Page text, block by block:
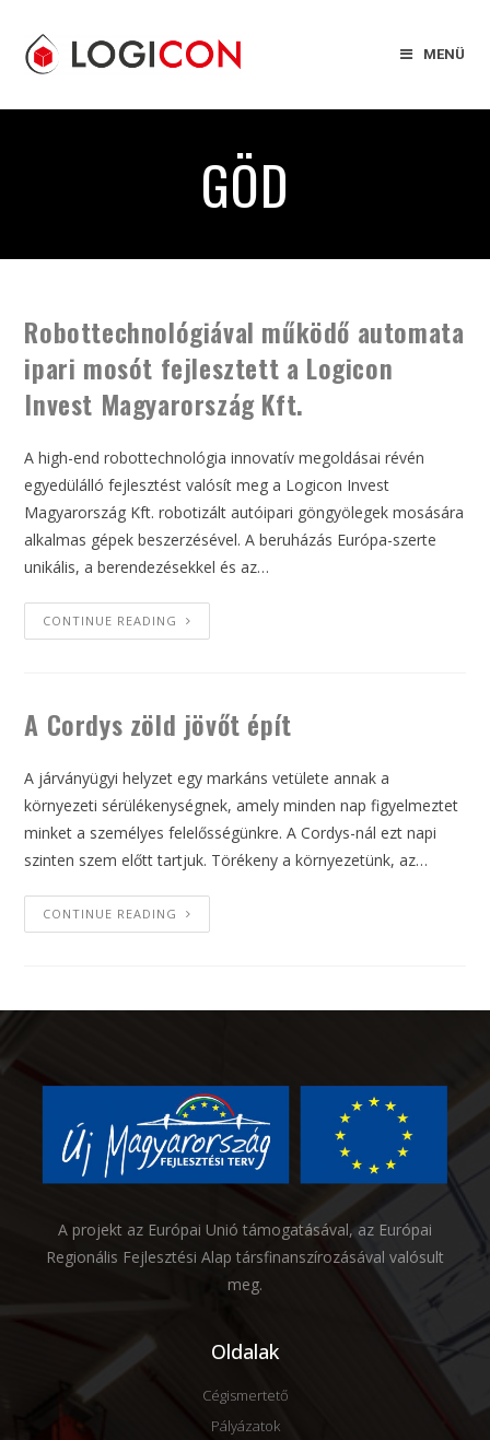
MENÜ
GÖD
Robottechnológiával működő automata
ipari mosót fejlesztett a Logicon
Invest Magyarország Kft.
A high-end robottechnológia innovatív megoldásai révén
egyedülálló fejlesztést valósít meg a Logicon Invest
Magyarország Kft. robotizált autóipari göngyölegek mosására
alkalmas gépek beszerzésével. A beruházás Európa-szerte
unikális, a berendezésekkel és az…
CONTINUE READING
A Cordys zöld jövőt épít
A járványügyi helyzet egy markáns vetülete annak a
környezeti sérülékenységnek, amely minden nap figyelmeztet
minket a személyes felelősségünkre. A Cordys-nál ezt napi
szinten szem előtt tartjuk. Törékeny a környezetünk, az…
CONTINUE READING
A projekt az Európai Unió támogatásával, az Európai
Regionális Fejlesztési Alap társfinanszírozásával valósult
meg.
Oldalak
Cégismertető
Pályázatok